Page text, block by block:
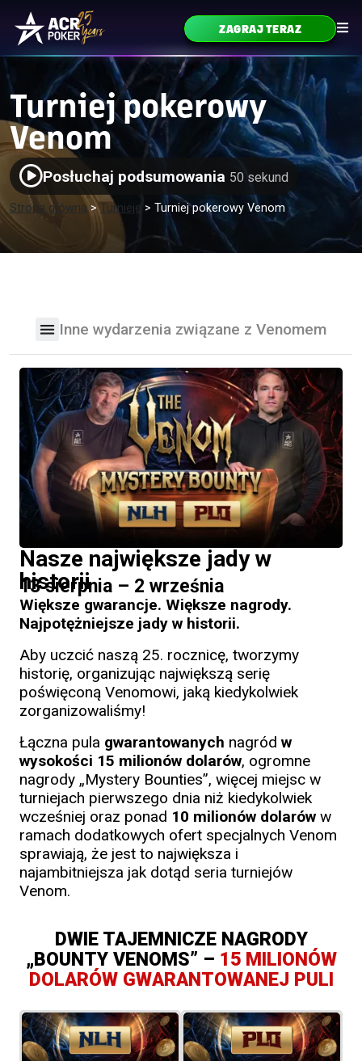
Przejdź do treści
Główne menu ZAGRAJ TERAZ
Turniej pokerowy
Venom
Posłuchaj podsumowania 50 sekund
Strona główna>Turnieje > Turniej pokerowy Venom
Nasze największe jady w
historii
13 sierpnia – 2 września
Większe gwarancje. Większe nagrody.
Najpotężniejsze jady w historii.
Aby uczcić naszą 25. rocznicę, tworzymy
historię, organizując największą serię
poświęconą Venomowi, jaką kiedykolwiek
zorganizowaliśmy!
Łączna pula gwarantowanych nagród w
wysokości 15 milionów dolarów, ogromne
nagrody „Mystery Bounties”, więcej miejsc w
turniejach pierwszego dnia niż kiedykolwiek
wcześniej oraz ponad 10 milionów dolarów w
ramach dodatkowych ofert specjalnych Venom
sprawiają, że jest to największa i
najambitniejsza jak dotąd seria turniejów
Venom.
DWIE TAJEMNICZE NAGRODY
„BOUNTY VENOMS” – 15 MILIONÓW
DOLARÓW GWARANTOWANEJ PULI
Inne wydarzenia związane z Venomem